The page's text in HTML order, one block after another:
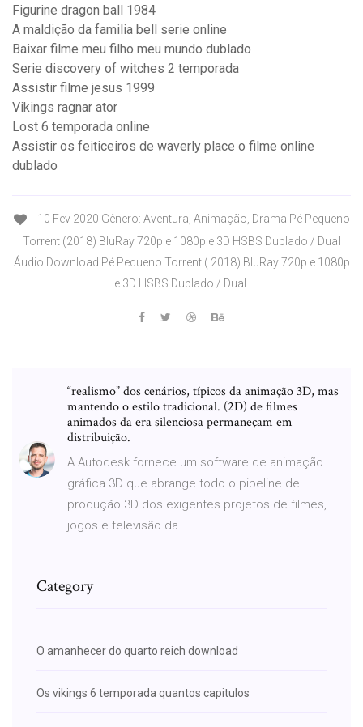
Figurine dragon ball 1984
A maldição da familia bell serie online
Baixar filme meu filho meu mundo dublado
Serie discovery of witches 2 temporada
Assistir filme jesus 1999
Vikings ragnar ator
Lost 6 temporada online
Assistir os feiticeiros de waverly place o filme online
dublado
10 Fev 2020 Gênero: Aventura, Animação, Drama Pé Pequeno
Torrent (2018) BluRay 720p e 1080p e 3D HSBS Dublado / Dual
Áudio Download Pé Pequeno Torrent ( 2018) BluRay 720p e 1080p
e 3D HSBS Dublado / Dual
“realismo” dos cenários, típicos da animação 3D, mas
mantendo o estilo tradicional. (2D) de filmes
animados da era silenciosa permaneçam em
distribuição.
A Autodesk fornece um software de animação
gráfica 3D que abrange todo o pipeline de
produção 3D dos exigentes projetos de filmes,
jogos e televisão da
Category
O amanhecer do quarto reich download
Os vikings 6 temporada quantos capitulos